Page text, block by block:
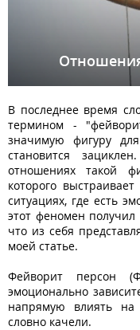
В последнее время
термином -
значимую фигуру
становится
отношениях такой
которого
ситуациях, где есть
этот феномен
что из себя
моей статье.
Фейворит персон
эмоционально
напрямую влиять на
словно качели.